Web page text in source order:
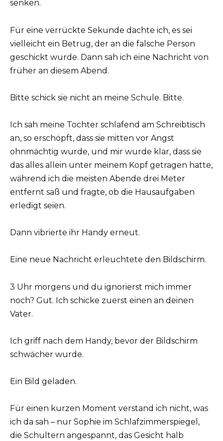
senken.
Für eine verrückte Sekunde dachte ich, es sei
vielleicht ein Betrug, der an die falsche Person
geschickt wurde. Dann sah ich eine Nachricht von
früher an diesem Abend.
Bitte schick sie nicht an meine Schule. Bitte.
Ich sah meine Tochter schlafend am Schreibtisch
an, so erschöpft, dass sie mitten vor Angst
ohnmächtig wurde, und mir wurde klar, dass sie
das alles allein unter meinem Kopf getragen hatte,
während ich die meisten Abende drei Meter
entfernt saß und fragte, ob die Hausaufgaben
erledigt seien.
Dann vibrierte ihr Handy erneut.
Eine neue Nachricht erleuchtete den Bildschirm.
3 Uhr morgens und du ignorierst mich immer
noch? Gut. Ich schicke zuerst einen an deinen
Vater.
Ich griff nach dem Handy, bevor der Bildschirm
schwächer wurde.
Ein Bild geladen.
Für einen kurzen Moment verstand ich nicht, was
ich da sah – nur Sophie im Schlafzimmerspiegel,
die Schultern angespannt, das Gesicht halb